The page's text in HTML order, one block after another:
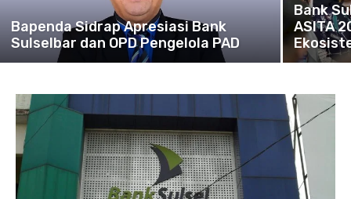
Bapenda Sidrap Apresiasi Bank
Sulselbar dan OPD Pengelola PAD
Bank
ASITA